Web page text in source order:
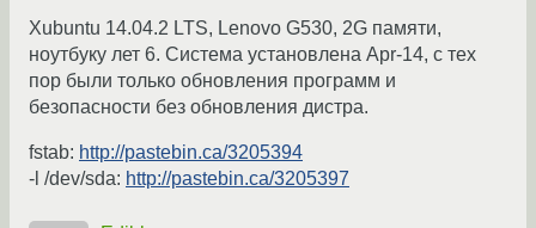
Xubuntu 14.04.2 LTS, Lenovo G530, 2G памяти,
ноутбуку лет 6. Система установлена Apr-14, с тех
пор были только обновления программ и
безопасности без обновления дистра.
fstab: http://pastebin.ca/3205394
-l /dev/sda: http://pastebin.ca/3205397